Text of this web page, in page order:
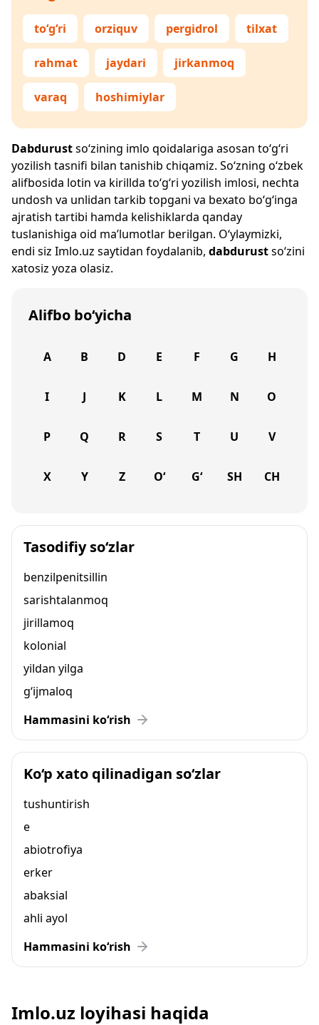
to‘g‘ri orziquv pergidrol tilxat
rahmat jaydari jirkanmoq
varaq hoshimiylar
Dabdurustso‘zining imlo qoidalariga asosan to‘g‘ri
yozilish tasnifi bilan tanishib chiqamiz. So‘zning o‘zbek
alifbosida lotin va kirillda to‘g‘ri yozilish imlosi, nechta
undosh va unlidan tarkib topgani va bexato bo‘g‘inga
ajratish tartibi hamda kelishiklarda qanday
tuslanishiga oid ma’lumotlar berilgan. O‘ylaymizki,
endi siz Imlo.uz saytidan foydalanib, dabdurustso‘zini
xatosiz yoza olasiz.
Alifbo bo‘yicha
A B D E F G H
I J K L M N O
P Q R S T U V
X Y Z O‘ G‘ SH CH
Tasodifiy so‘zlar
benzilpenitsillin
sarishtalanmoq
jirillamoq
kolonial
yildan yilga
g‘ijmaloq
Hammasini ko‘rish
Ko‘p xato qilinadigan so‘zlar
tushuntirish
e
abiotrofiya
erker
abaksial
ahli ayol
Hammasini ko‘rish
Imlo.uz loyihasi haqida